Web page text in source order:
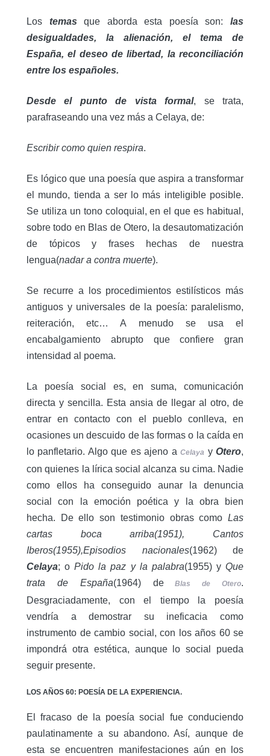
Los temas que aborda esta poesía son:las
desigualdades, la alienación, el tema de
España, el deseo de libertad, la reconciliación
entre los españoles.
Desde el punto de vista formal, se trata,
parafraseando una vez más a Celaya, de:
Escribir como quien respira.
Es lógico que una poesía que aspira a transformar
el mundo, tienda a ser lo más inteligible posible.
Se utiliza un tono coloquial, en el que es habitual,
sobre todo en Blas de Otero, la desautomatización
de tópicos y frases hechas de nuestra
lengua(nadar a contra muerte).
Se recurre a los procedimientos estilísticos más
antiguos y universales de la poesía: paralelismo,
reiteración, etc… A menudo se usa el
encabalgamiento abrupto que confiere gran
intensidad al poema.
La poesía social es, en suma, comunicación
directa y sencilla. Esta ansia de llegar al otro, de
entrar en contacto con el pueblo conlleva, en
ocasiones un descuido de las formas o la caída en
lo panfletario. Algo que es ajeno aCelaya yOtero,
con quienes la lírica social alcanza su cima. Nadie
como ellos ha conseguido aunar la denuncia
social con la emoción poética y la obra bien
hecha. De ello son testimonio obras como Las
cartas boca arriba(1951), Cantos
Iberos(1955),Episodios nacionales(1962) de
Celaya; oPido la paz y la palabra(1955) yQue
trata de España(1964) de Blas de Otero.
Desgraciadamente, con el tiempo la poesía
vendría a demostrar su ineficacia como
instrumento de cambio social, con los años 60 se
impondrá otra estética, aunque lo social pueda
seguir presente.
LOS AÑOS 60: POESÍA DE LA EXPERIENCIA.
El fracaso de la poesía social fue conduciendo
paulatinamente a su abandono. Así, aunque de
esta se encuentren manifestaciones aún en los